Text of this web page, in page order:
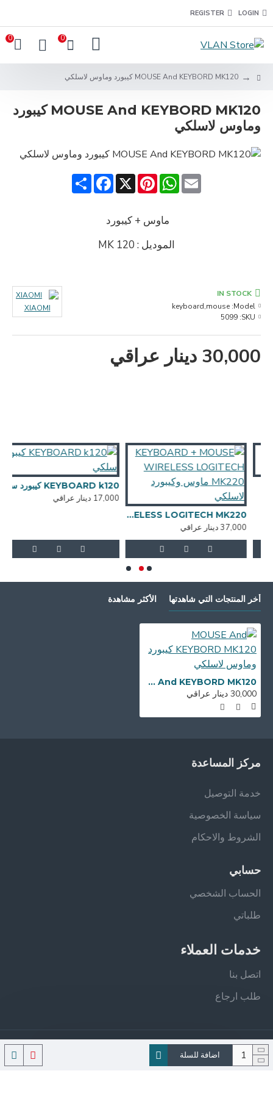
LOGIN
REGISTER
0
0
MOUSE And KEYBORD MK120 كيبورد وماوس لاسلكي
MOUSE And KEYBORD MK120 كيبورد
وماوس لاسلكي
Share
Facebook X
Pinterest
WhatsAppEmail
ماوس + كيبورد
الموديل : MK 120
30,000 دينار عراقي
IN STOCK
Model:
keyboard,mouse
SKU:
5099
XIAOMI
اضافة للسلة
KEYBOARD + MOUSE WIRELESS LOGITECH MK220 ماوس وكيبورد لاسلكي
37,000 دينار عراقي
KEYBOARD k120 كيبورد سلكي
17,000 دينار عراقي
أخر المنتجات التي شاهدتها الأكثر مشاهدة
MOUSE And KEYBORD MK120 كيبورد وماوس لاسلكي
30,000 دينار عراقي
مركز المساعدة
خدمة التوصيل
سياسة الخصوصية
الشروط والاحكام
حسابي
الحساب الشخصي
طلباتي
خدمات العملاء
اتصل بنا
طلب ارجاع
جميع الحقوق محفوظة - فيلان ستور